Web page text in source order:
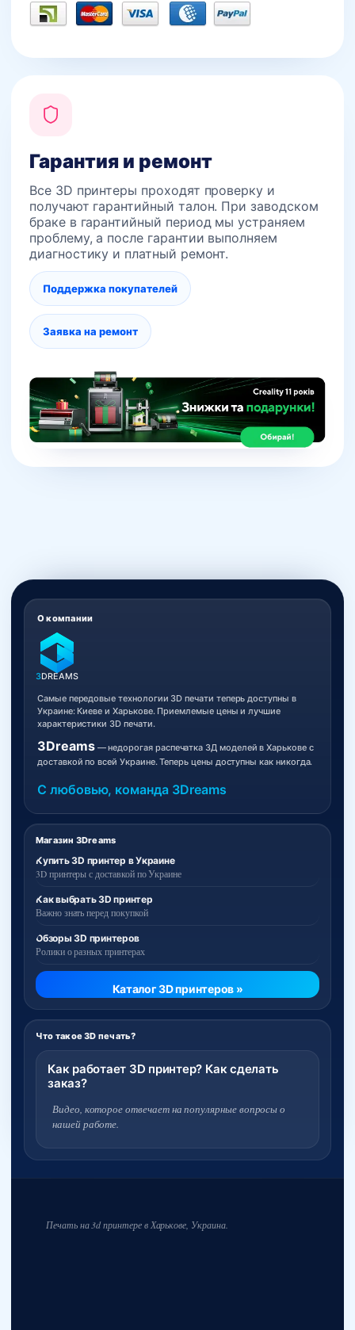
Гарантия и ремонт
Все 3D принтеры проходят проверку и
получают гарантийный талон. При заводском
браке в гарантийный период мы устраняем
проблему, а после гарантии выполняем
диагностику и платный ремонт.
Поддержка покупателей
Заявка на ремонт
Магазин 3Dreams
Купить 3D принтер в Украине
3D принтеры с доставкой по Украине
Как выбрать 3D принтер
Важно знать перед покупкой
Обзоры 3D принтеров
Ролики о разных принтерах
Каталог 3D принтеров »
Что такое 3D печать?
Как работает 3D принтер? Как сделать
заказ?
Видео, которое отвечает на популярные вопросы о
нашей работе.
О компании
3DREAMS
Самые передовые технологии 3D печати теперь доступны в
Украине: Киеве и Харькове. Приемлемые цены и лучшие
характеристики 3D печати.
3Dreams— недорогая распечатка 3Д моделей в Харькове с
доставкой по всей Украине. Теперь цены доступны как никогда.
С любовью, команда 3Dreams
Печать на 3d принтере в Харькове, Украина.